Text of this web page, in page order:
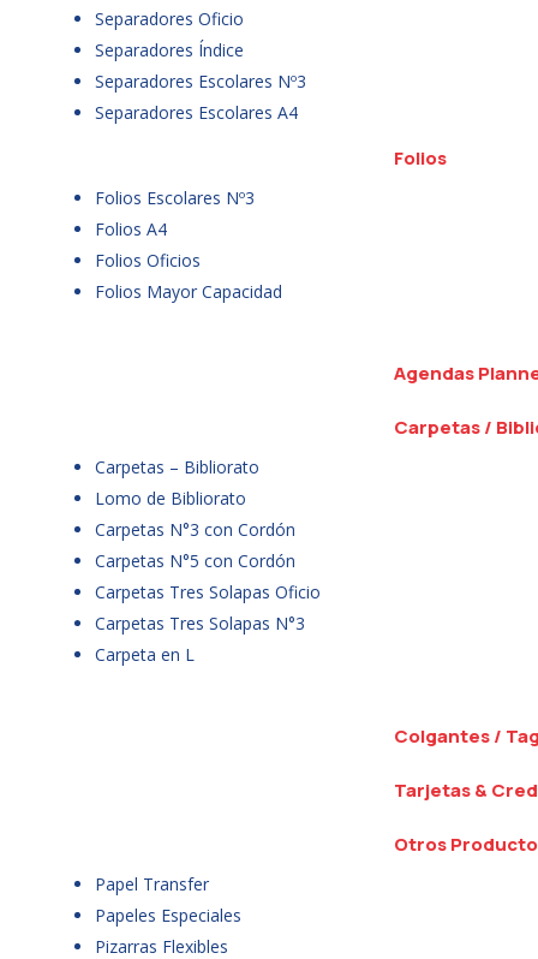
Separadores Oficio
Separadores Índice
Separadores Escolares Nº3
Separadores Escolares A4
Folios
Folios Escolares Nº3
Folios A4
Folios Oficios
Folios Mayor Capacidad
Agendas
Carpetas /
Carpetas – Bibliorato
Lomo de Bibliorato
Carpetas N°3 con Cordón
Carpetas N°5 con Cordón
Carpetas Tres Solapas Oficio
Carpetas Tres Solapas N°3
Carpeta en L
Colgantes /
Tarjetas &
Otros
Papel Transfer
Papeles Especiales
Pizarras Flexibles